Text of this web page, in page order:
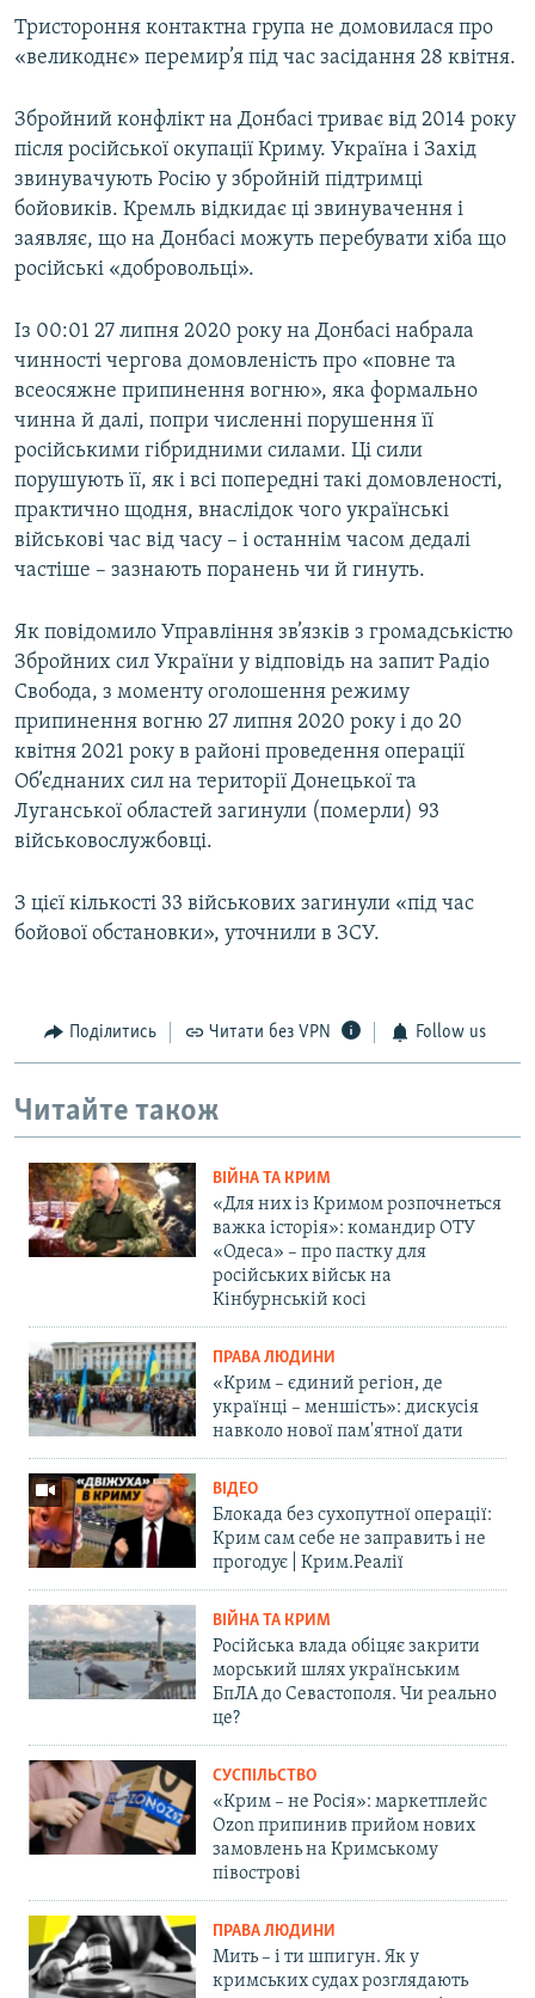
Тристороння контактна група не домовилася про
«великоднє» перемир’я під час засідання 28 квітня.
Збройний конфлікт на Донбасі триває від 2014 року
після російської окупації Криму. Україна і Захід
звинувачують Росію у збройній підтримці
бойовиків. Кремль відкидає ці звинувачення і
заявляє, що на Донбасі можуть перебувати хіба що
російські «добровольці».
Із 00:01 27 липня 2020 року на Донбасі набрала
чинності чергова домовленість про «повне та
всеосяжне припинення вогню», яка формально
чинна й далі, попри численні порушення її
російськими гібридними силами. Ці сили
порушують її, як і всі попередні такі домовленості,
практично щодня, внаслідок чого українські
військові час від часу – і останнім часом дедалі
частіше – зазнають поранень чи й гинуть.
Як повідомило Управління зв’язків з громадськістю
Збройних сил України у відповідь на запит Радіо
Свобода, з моменту оголошення режиму
припинення вогню 27 липня 2020 року і до 20
квітня 2021 року в районі проведення операції
Об’єднаних сил на території Донецької та
Луганської областей загинули (померли) 93
військовослужбовці.
З цієї кількості 33 військових загинули «під час
бойової обстановки», уточнили в ЗСУ.
Поділитись Читати без VPN Follow us
Читайте також
ВІЙНА ТА КРИМ
«Для них із Кримом розпочнеться
важка історія»: командир ОТУ
«Одеса» – про пастку для
російських військ на
Кінбурнській косі
ПРАВА ЛЮДИНИ
«Крим – єдиний регіон, де
українці – меншість»: дискусія
навколо нової пам'ятної дати
ВІДЕО
Блокада без сухопутної операції:
Крим сам себе не заправить і не
прогодує | Крим.Реалії
ВІЙНА ТА КРИМ
Російська влада обіцяє закрити
морський шлях українським
БпЛА до Севастополя. Чи реально
це?
СУСПІЛЬСТВО
«Крим – не Росія»: маркетплейс
Ozon припинив прийом нових
замовлень на Кримському
півострові
ПРАВА ЛЮДИНИ
Мить – і ти шпигун. Як у
кримських судах розглядають